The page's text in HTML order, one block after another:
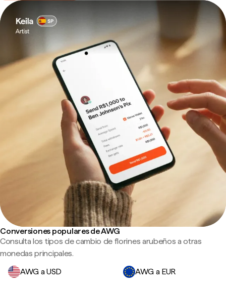
Conversiones populares de AWG
Consulta los tipos de cambio de florines arubeños a otras
monedas principales.
AWG a USD
AWG a EUR